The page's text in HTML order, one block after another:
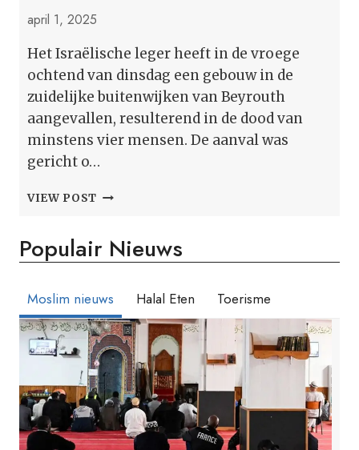
april 1, 2025
Het Israëlische leger heeft in de vroege
ochtend van dinsdag een gebouw in de
zuidelijke buitenwijken van Beyrouth
aangevallen, resulterend in de dood van
minstens vier mensen. De aanval was
gericht o…
VIEW POST ISRAËL’S
DE
BUITENWIJKEN
BEIROET
IN
DE
OCHTEND:
VIER
DODEN
Populair Nieuws
Moslim nieuws Halal Eten Toerisme